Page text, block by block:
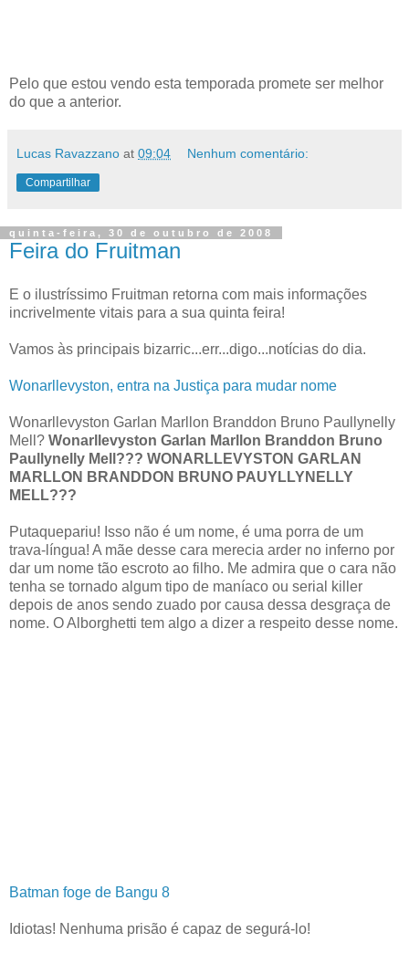
Pelo que estou vendo esta temporada promete ser melhor
do que a anterior.
Lucas Ravazzano at 09:04 Nenhum comentário:
Compartilhar
quinta-feira, 30 de outubro de 2008
Feira do Fruitman
E o ilustríssimo Fruitman retorna com mais informações
incrivelmente vitais para a sua quinta feira!
Vamos às principais bizarric...err...digo...notícias do dia.
Wonarllevyston, entra na Justiça para mudar nome
Wonarllevyston Garlan Marllon Branddon Bruno Paullynelly
Mell? Wonarllevyston Garlan Marllon Branddon Bruno
Paullynelly Mell??? WONARLLEVYSTON GARLAN
MARLLON BRANDDON BRUNO PAUYLLYNELLY
MELL???
Putaquepariu! Isso não é um nome, é uma porra de um
trava-língua! A mãe desse cara merecia arder no inferno por
dar um nome tão escroto ao filho. Me admira que o cara não
tenha se tornado algum tipo de maníaco ou serial killer
depois de anos sendo zuado por causa dessa desgraça de
nome. O Alborghetti tem algo a dizer a respeito desse nome.
Batman foge de Bangu 8
Idiotas! Nenhuma prisão é capaz de segurá-lo!